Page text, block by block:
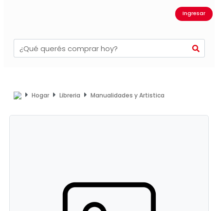
Ingresar
Hogar Libreria Manualidades y Artistica